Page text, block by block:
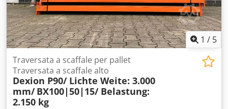
1 / 5
Traversata a scaffale per pallet
Traversata a scaffale alto
Dexion P90/ Lichte Weite: 3.000
mm/ BX100|50|15/ Belastung:
2.150 kg